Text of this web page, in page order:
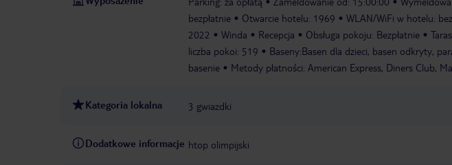
bezpłatnie
Otwarcie hotelu: 1969 WLAN/WiFi w hotelu:
2022
Winda Recepcja Obsługa pokoju: Bezpłatnie
liczba pokoi: 519
Baseny:Basen dla dzieci, basen odkryty,
basenie
Metody płatności: American Express, Diners Club,
Kategoria lokalna 3 gwiazdki
Dodatkowe informacje htop olimpijski